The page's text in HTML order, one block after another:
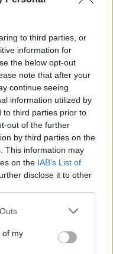
to third parties, or
information for
the below opt-out
note that after your
continue seeing
information utilized by
to third parties prior to
out of the further
by third parties on the
This information may
on the IAB’s List of
disclose it to other
of my
της Αρχής,
ΣΥΡΙΖΑ, Νίκη
ΚΚΕ και
τάχθηκαν
Υποδομών και
Κυρανάκης,
του
μας είναι
τους